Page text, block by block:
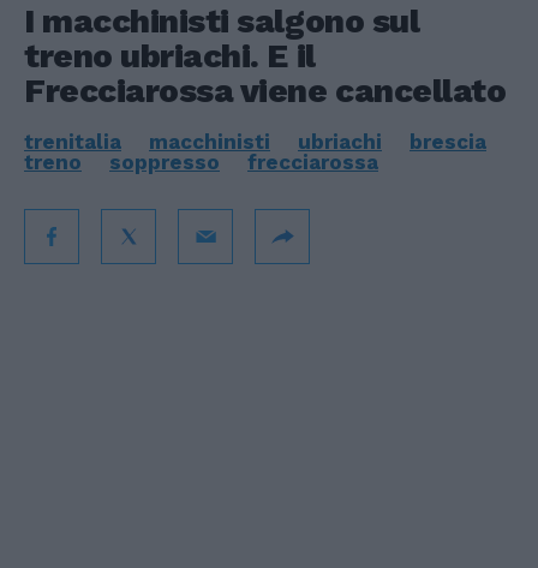
I macchinisti salgono sul
treno ubriachi. E il
Frecciarossa viene cancellato
trenitalia macchinisti ubriachi
brescia
treno
soppresso frecciarossa